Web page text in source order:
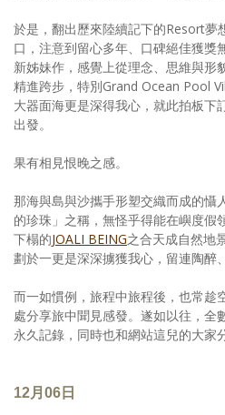
訂閱電子報
於是，翻出歷來陸續記下的Resort
口，注意到留心多年、口碑絕佳獲獎
新姊妹作，感覺上從理念、思維與形
精進跨步，特別Grand Ocean Pool
大器面海更是深得我心，就此拍板下
出發。
果有相見恨晚之感。
那海與島與沙攜手形塑交織而成的懾
的珍珠」之稱，無怪乎得能在嶼度假
下榻的JOALI BEING之合天成自然地
劃於一更是深深擄獲我心，留連陶醉
而一如慣例，旅程中旅程後，也常趁
處分享旅中聞見感發。遂如以往，全
永久記錄，同時也和網站這兒的大家
12月06日